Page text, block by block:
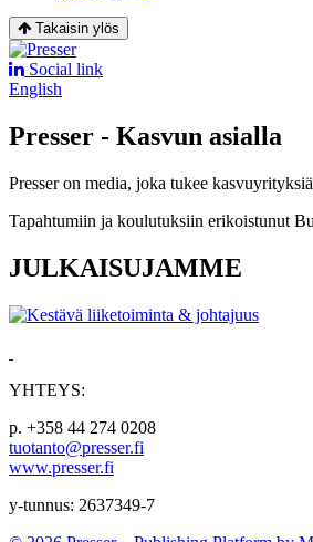
Takaisin ylös
Social link
English
Presser - Kasvun asialla
Presser on media, joka tukee
Tapahtumiin ja koulutuksiin erikoistunut
JULKAISUJAMME
YHTEYS:
p. +358 44 274 0208
tuotanto@presser.fi
www.presser.fi
y-tunnus: 2637349-7